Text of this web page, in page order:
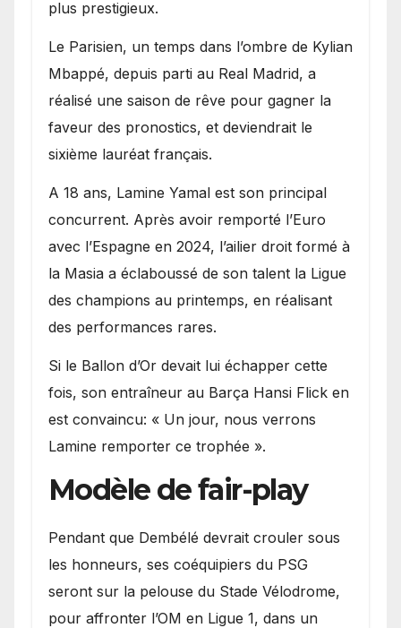
plus prestigieux.
Le Parisien, un temps dans l’ombre de Kylian
Mbappé, depuis parti au Real Madrid, a
réalisé une saison de rêve pour gagner la
faveur des pronostics, et deviendrait le
sixième lauréat français.
A 18 ans, Lamine Yamal est son principal
concurrent. Après avoir remporté l’Euro
avec l’Espagne en 2024, l’ailier droit formé à
la Masia a éclaboussé de son talent la Ligue
des champions au printemps, en réalisant
des performances rares.
Si le Ballon d’Or devait lui échapper cette
fois, son entraîneur au Barça Hansi Flick en
est convaincu: « Un jour, nous verrons
Lamine remporter ce trophée ».
Modèle de fair-play
Pendant que Dembélé devrait crouler sous
les honneurs, ses coéquipiers du PSG
seront sur la pelouse du Stade Vélodrome,
pour affronter l’OM en Ligue 1, dans un